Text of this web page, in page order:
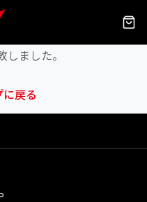
しました
しました。
戻る